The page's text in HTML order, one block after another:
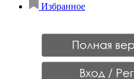
Избранное